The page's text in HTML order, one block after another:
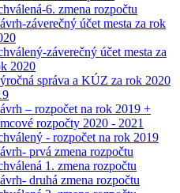
6. zmena rozpočtu
záverečný účet mesta za rok
záverečný účet mesta za
2020
správa a KÚZ za rok 2020
– rozpočet na rok 2019 +
rozpočty 2020 - 2021
- rozpočet na rok 2019
prvá zmena rozpočtu
1. zmena rozpočtu
druhá zmena rozpočtu